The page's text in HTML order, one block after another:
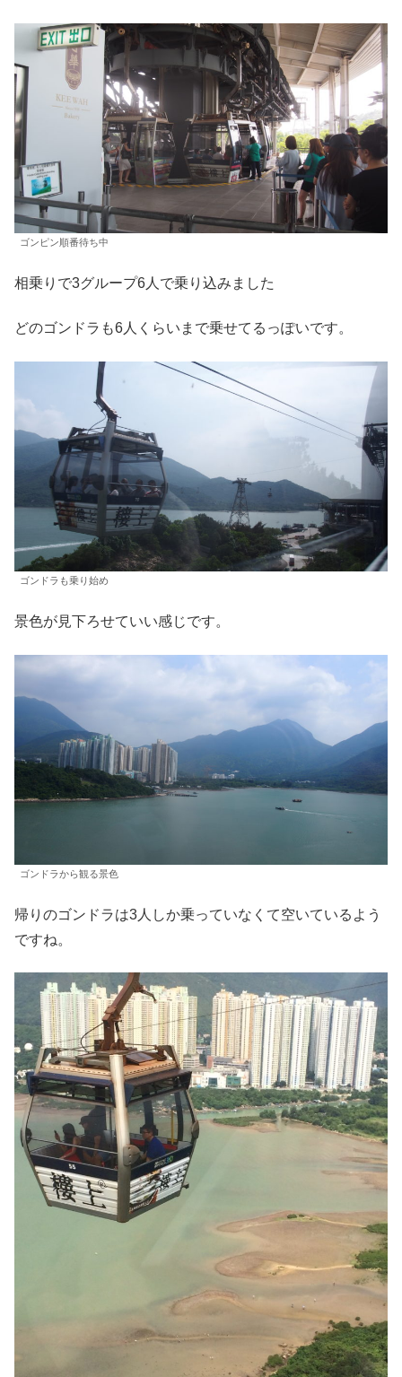
ゴンピン順番待ち中
相乗りで3グループ6人で乗り込みました
どのゴンドラも6人くらいまで乗せてるっぽいです。
ゴンドラも乗り始め
景色が見下ろせていい感じです。
ゴンドラから観る景色
帰りのゴンドラは3人しか乗っていなくて空いているよう
ですね。